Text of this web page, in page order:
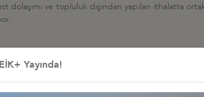
dolaşımı ve topluluk dışından yapılan ithalatta
Yayında!